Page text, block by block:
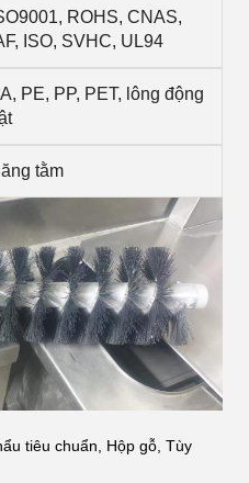
ROHS, CNAS,
ISO, SVHC, UL94
PE, PP, PET, lông động
tằm
tiêu chuẩn, Hộp gỗ, Tùy